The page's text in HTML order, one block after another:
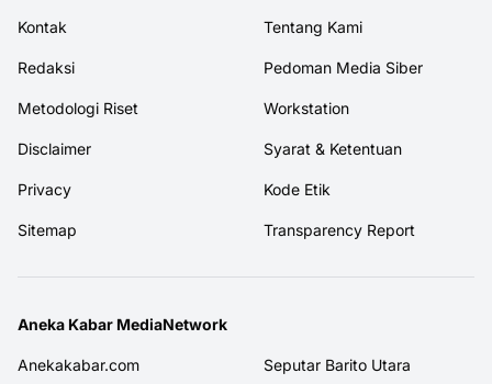
Kontak Tentang Kami
Redaksi Pedoman Media Siber
Metodologi Riset Workstation
Disclaimer Syarat & Ketentuan
Privacy Kode Etik
Sitemap Transparency Report
Aneka Kabar MediaNetwork
Anekakabar.com Seputar Barito Utara